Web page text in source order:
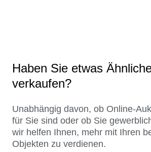
Haben Sie etwas
verkaufen?
Unabhängig davon, ob Online-
für Sie sind oder ob Sie
wir helfen Ihnen, mehr mit Ihren
Objekten zu verdienen.